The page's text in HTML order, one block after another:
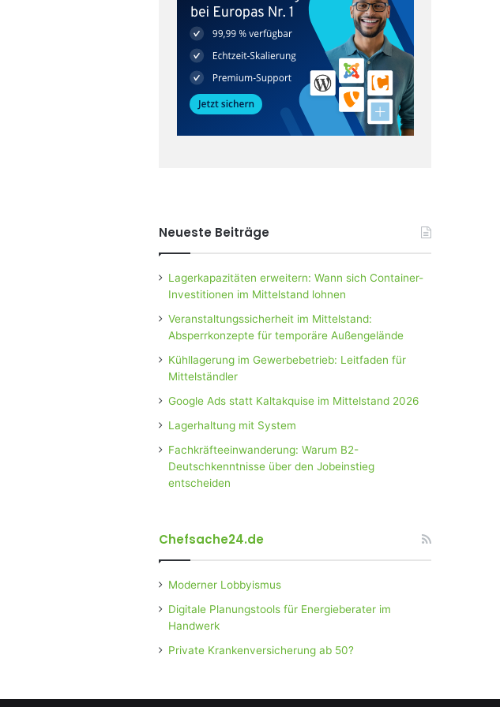
Neueste Beiträge
Lagerkapazitäten erweitern: Wann sich Container-
Investitionen im Mittelstand lohnen
Veranstaltungssicherheit im Mittelstand:
Absperrkonzepte für temporäre Außengelände
Kühllagerung im Gewerbebetrieb: Leitfaden für
Mittelständler
Google Ads statt Kaltakquise im Mittelstand 2026
Lagerhaltung mit System
Fachkräfteeinwanderung: Warum B2-
Deutschkenntnisse über den Jobeinstieg
entscheiden
Chefsache24.de
Moderner Lobbyismus
Digitale Planungstools für Energieberater im
Handwerk
Private Krankenversicherung ab 50?